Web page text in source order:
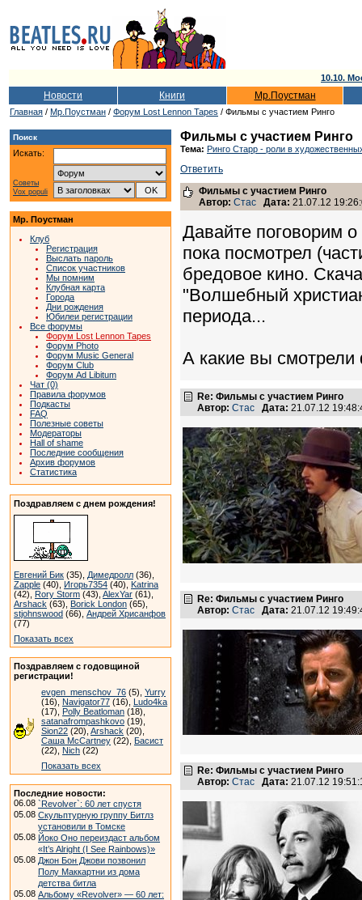
10.10.
Новости Книги Мр.Поустман
Главная / Мр.Поустман / Форум Lost Lennon Tapes / Фильмы с участием Ринго
Поиск
Искать:
Советы
Vox populi
Мр. Поустман
Клуб
Регистрация
Выслать пароль
Список участников
Мы помним
Клубная карта
Города
Дни рождения
Юбилеи регистрации
Все форумы
Форум Lost Lennon Tapes
Форум Photo
Форум Music General
Форум Club
Форум Ad Libitum
Чат (0)
Правила форумов
Подкасты
FAQ
Полезные советы
Модераторы
Hall of shame
Последние сообщения
Архив форумов
Статистика
Поздравляем с днем рождения!
Евгений Бик (35), Димедролл (36),
Zapple (40), Игорь7354 (40), Katrina
(42), Rory Storm (43), AlexYar (61),
Arshack (63), Borick London (65),
stjohnswood (66), Андрей Хрисанфов
(77)
Показать всех
Поздравляем с годовщиной
регистрации!
evgen_menschov_76 (5), Yurry
(16), Navigator77 (16), Ludo4ka
(17), Polly Beatloman (18),
satanafrompashkovo (19),
Sion22 (20), Arshack (20),
Саша McCartney (22), Басист
(22), Nich (22)
Показать всех
Последние новости:
06.08 `Revolver`: 60 лет спустя
05.08 Скульптурную группу Битлз
установили в Томске
05.08 Йоко Оно переиздаст альбом
«It’s Alright (I See Rainbows)»
05.08 Джон Бон Джови позвонил
Полу Маккартни из дома
детства битла
05.08 Альбому «Revolver» — 60 лет:
Фильмы с участием Ринго
Тема: Ринго Старр - роли в
Ответить
Фильмы с участием Ринго
Автор: Стас Дата: 21.07.12
Давайте поговорим
пока посмотрел
бредовое кино.
"Волшебный
периода...
А какие вы
Re: Фильмы с участием Ринго
Автор: Стас Дата: 21.07.12
Re: Фильмы с участием Ринго
Автор: Стас Дата: 21.07.12
Re: Фильмы с участием Ринго
Автор: Стас Дата: 21.07.12